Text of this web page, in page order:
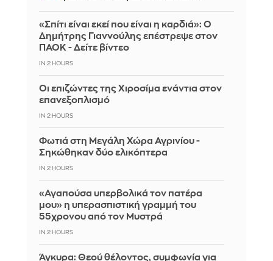
«Σπίτι είναι εκεί που είναι η καρδιά»: Ο
Δημήτρης Γιαννούλης επέστρεψε στον
ΠΑΟΚ - Δείτε βίντεο
IN 2 HOURS
Οι επιζώντες της Χιροσίμα ενάντια στον
επανεξοπλισμό
IN 2 HOURS
Φωτιά στη Μεγάλη Χώρα Αγρινίου -
Σηκώθηκαν δύο ελικόπτερα
IN 2 HOURS
«Αγαπούσα υπερβολικά τον πατέρα
μου» η υπερασπιστική γραμμή του
55χρονου από τον Μυστρά
IN 2 HOURS
Άγκυρα: Θεού θέλοντος, συμφωνία για